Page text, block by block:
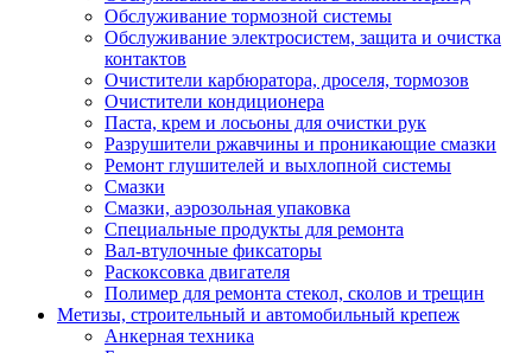
Обслуживание тормозной системы
Обслуживание электросистем, защита и очистка
контактов
Очистители карбюратора, дроселя, тормозов
Очистители кондиционера
Паста, крем и лосьоны для очистки рук
Разрушители ржавчины и проникающие смазки
Ремонт глушителей и выхлопной системы
Смазки
Смазки, аэрозольная упаковка
Специальные продукты для ремонта
Вал-втулочные фиксаторы
Раскоксовка двигателя
Полимер для ремонта стекол, сколов и трещин
Метизы, строительный и автомобильный крепеж
Анкерная техника